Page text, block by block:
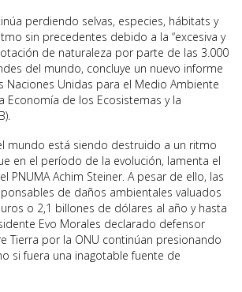
perdiendo selvas, especies, hábitats y
sin precedentes debido a la “excesiva y
de naturaleza por parte de las 3.000
del mundo, concluye un nuevo informe
Naciones Unidas para el Medio Ambiente
Economía de los Ecosistemas y la
mundo está siendo destruido a un ritmo
en el período de la evolución, lamenta el
PNUMA Achim Steiner. A pesar de ello, las
de daños ambientales valuados
o 2,1 billones de dólares al año y hasta
Evo Morales declarado defensor
Tierra por la ONU continúan presionando
si fuera una inagotable fuente de